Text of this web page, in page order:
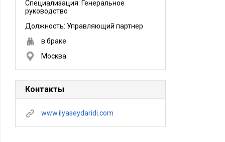
Специализация: Генеральное
руководство
Должность: Управляющий партнер
в браке
Москва
Контакты
www.ilyaseydaridi.com